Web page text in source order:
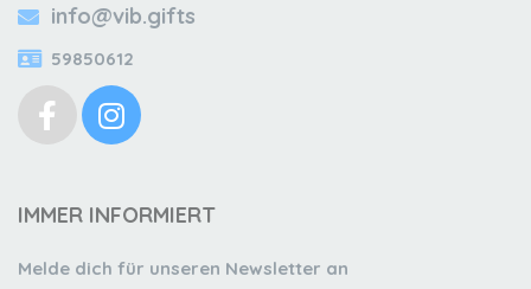
info@vib.gifts
59850612
IMMER INFORMIERT
Melde dich für unseren Newsletter an